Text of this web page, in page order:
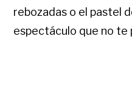
rebozadas o el pastel
espectáculo que no te